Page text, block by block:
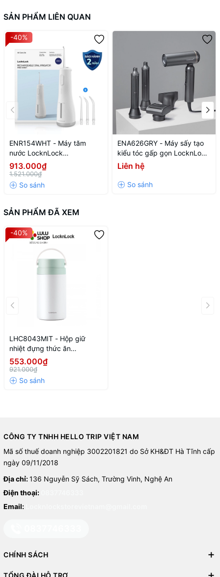
SẢN PHẨM LIÊN QUAN
-40%
ENR154WHT - Máy tăm
nước LocknLock
Rechargeable oral irrigator
3.7V, 8W, 250ml - Màu trắng
913.000₫
1.521.000₫
ENA626GRY - Máy sấy tạo
kiểu tóc gấp gọn LocknLock
Foldable hair styling dryer
220-240V, 50-60Hz, 1300W
- Màu xám
Liên hệ
SẢN PHẨM ĐÃ XEM
-40%
LHC8043MIT - Hộp giữ
nhiệt đựng thức ăn
LocknLock Handle Food Jar
1L - Màu Mint
553.000₫
921.000₫
CÔNG TY TNHH HELLO TRIP VIỆT NAM
Mã số thuế doanh nghiệp 3002201821 do Sở KH&ĐT Hà Tĩnh cấp
ngày 09/11/2018
Địa chỉ:136 Nguyễn Sỹ Sách, Trường Vinh, Nghệ An
Điện thoại:
Email:
CHÍNH SÁCH
TỔNG ĐÀI HỖ TRỢ